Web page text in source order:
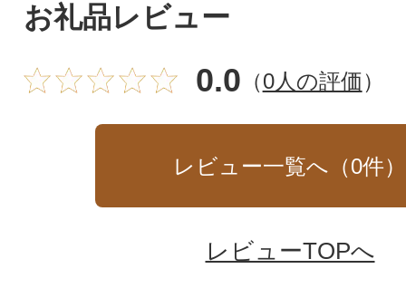
お礼品レビュー
0.0 （0人の評価）
レビュー一覧へ（0件）
レビューTOPへ